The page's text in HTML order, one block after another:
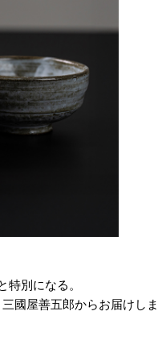
特別になる。
國屋善五郎からお届けし